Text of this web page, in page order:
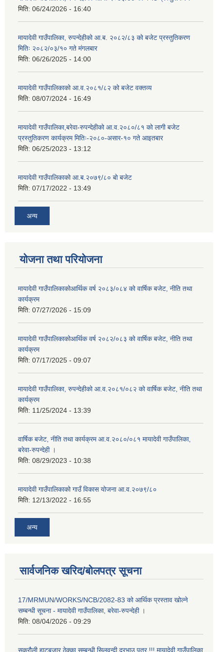
मिति: 06/24/2026 - 16:40
मायादेवी गाउँपालिका, रुपन्देहीको आ.ब. २०८२/८३ को बजेट प्रस्तुतिकरण
मितिः २०८२/०३/१० गते मंगलबार
मिति: 06/26/2025 - 14:00
मायादेवी गाउँपालिकाको आ.व.२०८१/८२ को बजेट वक्तव्य
मिति: 08/07/2024 - 16:49
मायादेवी गाउँपालिका,बरेवा-रुपन्देहीको आ.व.२०८०/८१ को लागी बजेट
प्रस्तुतिकरण कार्यक्रम मितिः-२०८०-असार-१० गते आइतबार
मिति: 06/25/2023 - 13:12
मायादेवी गाउँपालिकाको आ.ब.२०७९/८० बो बजेट
मिति: 07/17/2022 - 13:49
अन्य
योजना तथा परियोजना
मायादेवी गाउँपालिकाकोआर्थिक वर्ष २०८३/०८४ को वार्षिक बजेट, नीति तथा
कार्यक्रम
मिति: 07/27/2026 - 15:09
मायादेवी गाउँपालिकाकोआर्थिक वर्ष २०८२/०८३ को वार्षिक बजेट, नीति तथा
कार्यक्रम
मिति: 07/17/2025 - 09:07
मायादेवी गाउँपालिका, रुपन्देहीको आ.व.२०८१/०८२ को वार्षिक बजेट, नीति तथा
कार्यक्रम
मिति: 11/25/2024 - 13:39
वार्षिक बजेट, नीति तथा कार्यक्रम आ.व.२०८०/०८१ मायादेवी गाउँपालिका,
बरेवा-रुपन्देही ।
मिति: 08/29/2023 - 10:38
मायादेवी गाउँपालिकाको गाउँ विकास योजना आ.व.२०७९/८०
मिति: 12/13/2022 - 16:55
अन्य
सार्वजनिक खरिद/बोलपत्र सूचना
17/MRMUN/WORKS/NCB/2082-83 को आर्थिक प्रस्ताव खोल्ने
सम्बन्धी सूचना - मायादेवी गाउँपालिका, बरेवा-रुपन्देही ।
मिति: 08/04/2026 - 09:29
सुक्रौली हाटबजार ठेक्का सम्बन्धी सिलवन्दी दरभाउ पत्र !!! मायादेवी गाउँपालिका